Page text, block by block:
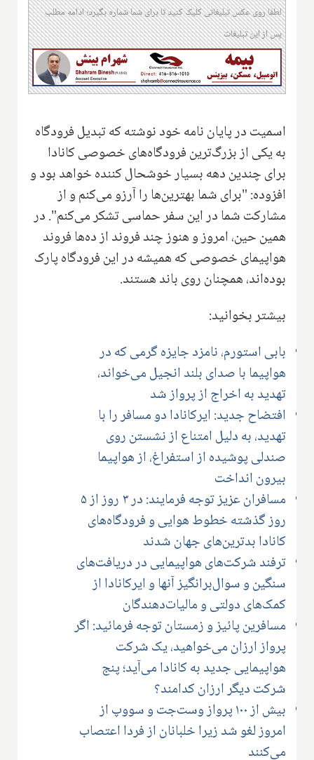
لطفا روی عکس تبلیغاتی کلیک کنید تا برای شما شماره بگیرد؛ ادامه مطلب
پس از این تبلیغات
اسمیت در پایان نامه خود نوشته که تبدیل فرودگاه
به یکی از بزرگ‌ترین فرودگاه‌های خصوصی کانادا
برای چندین دهه بسیار خوشحال کننده خواهد بود و
افزوده: "برای شما بهترین‌ها را آرزو می‌کنم و از
مشارکت شما در این سفر حماسی تشکر می‌کنم". در
همین حین، امروز و هنوز چند فروند از ده‌ها فروند
هواپیمای خصوصی که همیشه در این فرودگاه پارک
بوده‌اند، همچنان روی باند هستند.
بیشتر بخوانید:
بابی استورم، نامزد جایزه گرمی که در
هواپیما با صدای بلند انجیل می‌خواند،
تهدید به اخراج از پرواز شد
افتضاح جدید: ایرکانادا دو مسافر را با
تهدید، به دلیل امتناع از نشستن روی
صندلی پوشیده از استفراغ، از هواپیما
بیرون انداخت
مسافران عزیز توجه فرمایند: در ۳ روز از ۵
روز گذشته خطوط هوایی و فرودگاه‌های
کانادا بدترین‌های جهان شدند
ترفند شرکت‌های هواپیمایی در دریافت‌های
سنگین و سوال‌برانگیز آنها و ایرکانادا از
کمک‌های دولتی و مالیات‌دهندگان
مسافرین پائیز و زمستان توجه فرمائید: اگر
پرواز ارزان می‌خواهید، یک شرکت
هواپیمایی جدید به کانادا می‌آید؛ پنج
شرکت دیگر ارزان کدامند؟
بیش از ۱۰۰ پرواز وست‌جت و سووپ از
امروز لغو شد زیرا خلبانان از فردا اعتصاب
می‌کنند